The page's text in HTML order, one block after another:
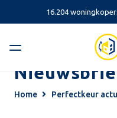
16.204
Home Perfectkeur